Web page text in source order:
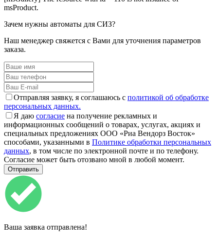
msProduct.
Зачем нужны автоматы для СИЗ?
Наш менеджер свяжется с Вами для уточнения параметров
заказа.
Отправляя заявку, я соглашаюсь с политикой об обработке
персональных данных.
Я даю согласие на получение рекламных и
информационных сообщений о товарах, услугах, акциях и
специальных предложениях ООО «Риа Вендорз Восток»
способами, указанными в Политике обработки персональных
данных, в том числе по электронной почте и по телефону.
Согласие может быть отозвано мной в любой момент.
Ваша заявка отправлена!